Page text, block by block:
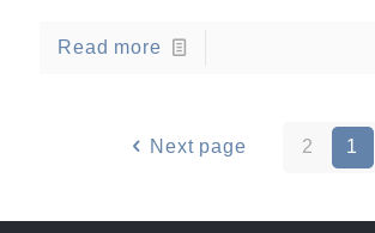
Read more
1
2
Next page